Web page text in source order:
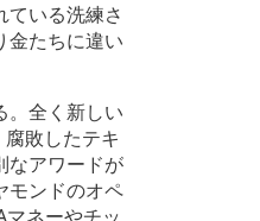
いる洗練さ
金たちに違い
。全く新しい
敗したテキ
なアワードが
モンドのオペ